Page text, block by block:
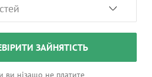
ЗАЙНЯТІСТЬ
ви нізащо не платите